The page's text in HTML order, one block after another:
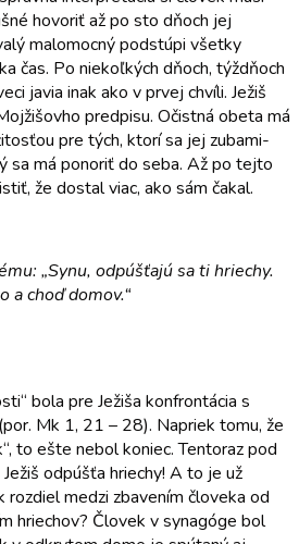
hovoriť až po sto dňoch jej
malomocný podstúpi všetky
čas. Po niekoľkých dňoch, týždňoch
javia inak ako v prvej chvíli. Ježiš
predpisu. Očistná obeta má
pre tých, ktorí sa jej zubami-
sa má ponoriť do seba. Až po tejto
že dostal viac, ako sám čakal.
„Synu, odpúšťajú sa ti hriechy.
a choď domov.“
bola pre Ježiša konfron­tácia s
Mk 1, 21 – 28). Napriek tomu, že
to ešte nebol koniec. Tentoraz pod
odpúšťa hriechy! A to je už
medzi zbavením človeka od
hriechov? Človek v synagóge bol